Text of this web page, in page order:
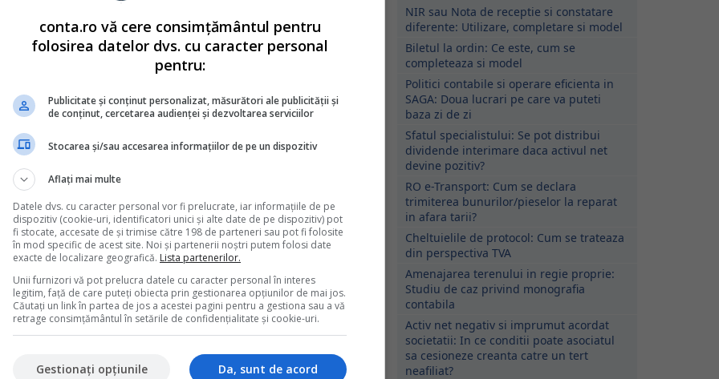
de politici contabile: 100% editabil, adaptabil
inregistrarilor care privesc stocurile, datoriile, creantele
unui IMM sunt privite si de obligatia constituita de lege
care trebuie detinut de fiecare societate.
propriul manual de politici contabile, conform
manual de politici contabile!
acestei obligatii ajunge pana la 4.000 de lei.
politici contabile, acest document extrem de util care
anuale si totodata un punct major de interes pentru
este un model de manual de politici contabile standard,
pentru elaborarea acestui document obligatoriu.
pentru IMM- editabil:
NIR sau Nota de receptie si constatare
diferente: Utilizare, completare si model
Biletul la ordin: Ce este, cum se
completeaza si model
Politici contabile si operare eficienta in
SAGA: Doua lucrari pe care va puteti
baza zi de zi
Sfatul specialistului: Se pot distribui
dividende interimare daca activul net
devine pozitiv?
RO e-Transport: Cum se declara
trimiterea bunurilor/pieselor la reparat
in afara tarii?
Cheltuielile de protocol: Cum se trateaza
din perspectiva TVA
Amenajarea terenului in regie proprie:
Studiu de caz privind monografia
contabila
Activ net negativ si imprumut acordat
societatii: In ce conditii poate asociatul
sa cesioneze creanta catre un tert
neafiliat?
conta.ro vă cere consimțământul pentru
folosirea datelor dvs. cu caracter personal
pentru:
Publicitate și conținut personalizat, măsurători ale publicității și
de conținut, cercetarea audienței și dezvoltarea serviciilor
Stocarea și/sau accesarea informațiilor de pe un dispozitiv
Aflați mai multe
Datele dvs. cu caracter personal vor fi prelucrate, iar informațiile de pe
dispozitiv (cookie-uri, identificatori unici și alte date de pe dispozitiv) pot
fi stocate, accesate de și trimise către 198 de parteneri sau pot fi folosite
în mod specific de acest site. Noi și partenerii noștri putem folosi date
exacte de localizare geografică. Lista partenerilor.
Unii furnizori vă pot prelucra datele cu caracter personal în interes
legitim, față de care puteți obiecta prin gestionarea opțiunilor de mai jos.
Căutați un link în partea de jos a acestei pagini pentru a gestiona sau a vă
retrage consimțământul în setările de confidențialitate și cookie-uri.
Da, sunt de acord
Gestionați opțiunile